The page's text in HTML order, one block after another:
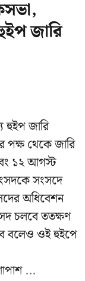
জারি
হুইপ জারি
থেকে জারি
১২ আগস্ট
সংসদে
অধিবেশন
চলবে ততক্ষণ
বলেও ওই হুইপে
...